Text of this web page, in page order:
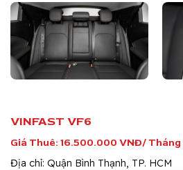
VINFAST VF6
Giá Thuê: 16.500.000 VNĐ/ Tháng
Địa chỉ: Quận Bình Thạnh, TP. HCM